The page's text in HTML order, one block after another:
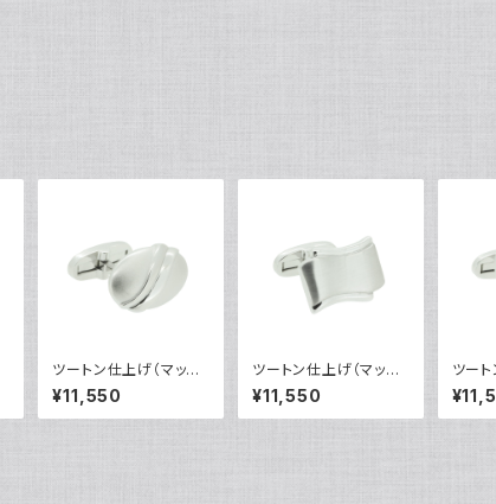
ツートン仕上げ（マット
＆鏡面）カフリンクス
VQC-0803
¥11,550
ツートン仕上げ（マット
＆鏡面）カフリンクス
VQC-0804
¥11,550
ツート
＆鏡